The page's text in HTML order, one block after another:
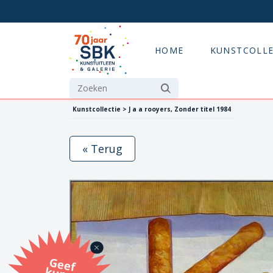
HOME
Kunstcollectie > J a a rooyers, Zonder titel 1984
G
eef
u
n
st
a
d
o
m
et
e SB
K
u
n
stb
o
n
« Terug